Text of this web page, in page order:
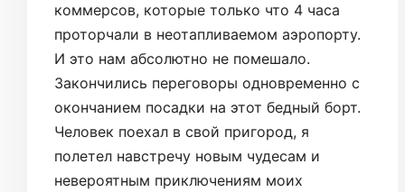
коммерсов, которые только что 4 часа
проторчали в неотапливаемом аэропорту.
И это нам абсолютно не помешало.
Закончились переговоры одновременно с
окончанием посадки на этот бедный борт.
Человек поехал в свой пригород, я
полетел навстречу новым чудесам и
невероятным приключениям моих